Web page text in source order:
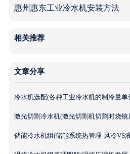
惠州惠东工业冷水机安装方法
相关推荐
文章分享
冷水机选配(各种工业冷水机的制冷量单
激光切割冷水机(激光切割机切割时烧镜
储能冷水机组(储能系统热管理-风冷VS